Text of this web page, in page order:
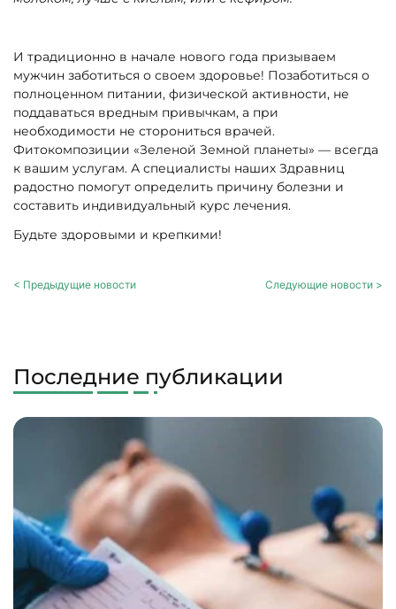
И традиционно в начале нового года призываем
мужчин заботиться о своем здоровье! Позаботиться о
полноценном питании, физической активности, не
поддаваться вредным привычкам, а при
необходимости не сторониться врачей.
Фитокомпозиции «Зеленой Земной планеты» — всегда
к вашим услугам. А специалисты наших Здравниц
радостно помогут определить причину болезни и
составить индивидуальный курс лечения.
Будьте здоровыми и крепкими!
< Предыдущие новости Следующие новости >
Последние публикации